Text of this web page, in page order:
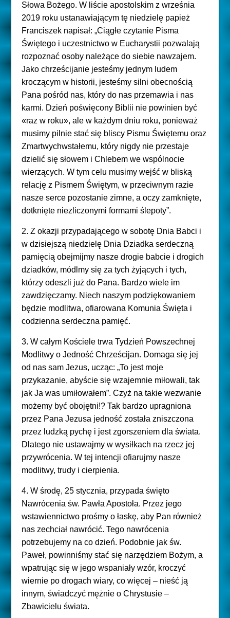
Słowa Bożego. W liście apostolskim z września
2019 roku ustanawiającym tę niedzielę papież
Franciszek napisał: „Ciągłe czytanie Pisma
Świętego i uczestnictwo w Eucharystii pozwalają
rozpoznać osoby należące do siebie nawzajem.
Jako chrześcijanie jesteśmy jednym ludem
kroczącym w historii, jesteśmy silni obecnością
Pana pośród nas, który do nas przemawia i nas
karmi. Dzień poświęcony Biblii nie powinien być
«raz w roku», ale w każdym dniu roku, ponieważ
musimy pilnie stać się bliscy Pismu Świętemu oraz
Zmartwychwstałemu, który nigdy nie przestaje
dzielić się słowem i Chlebem we wspólnocie
wierzących. W tym celu musimy wejść w bliską
relację z Pismem Świętym, w przeciwnym razie
nasze serce pozostanie zimne, a oczy zamknięte,
dotknięte niezliczonymi formami ślepoty”.
2. Z okazji przypadającego w sobotę Dnia Babci i
w dzisiejszą niedzielę Dnia Dziadka serdeczną
pamięcią obejmijmy nasze drogie babcie i drogich
dziadków, módlmy się za tych żyjących i tych,
którzy odeszli już do Pana. Bardzo wiele im
zawdzięczamy. Niech naszym podziękowaniem
będzie modlitwa, ofiarowana Komunia Święta i
codzienna serdeczna pamięć.
3. W całym Kościele trwa Tydzień Powszechnej
Modlitwy o Jedność Chrześcijan. Domaga się jej
od nas sam Jezus, ucząc: „To jest moje
przykazanie, abyście się wzajemnie miłowali, tak
jak Ja was umiłowałem”. Czyż na takie wezwanie
możemy być obojętni!? Tak bardzo upragniona
przez Pana Jezusa jedność została zniszczona
przez ludzką pychę i jest zgorszeniem dla świata.
Dlatego nie ustawajmy w wysiłkach na rzecz jej
przywrócenia. W tej intencji ofiarujmy nasze
modlitwy, trudy i cierpienia.
4. W środę, 25 stycznia, przypada święto
Nawrócenia św. Pawła Apostoła. Przez jego
wstawiennictwo prośmy o łaskę, aby Pan również
nas zechciał nawrócić. Tego nawrócenia
potrzebujemy na co dzień. Podobnie jak św.
Paweł, powinniśmy stać się narzędziem Bożym, a
wpatrując się w jego wspaniały wzór, kroczyć
wiernie po drogach wiary, co więcej – nieść ją
innym, świadczyć mężnie o Chrystusie –
Zbawicielu świata.